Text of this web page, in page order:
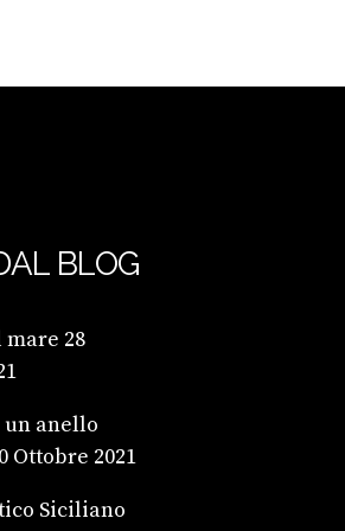
BLOG
mare 28
un anello
Ottobre 2021
Siciliano